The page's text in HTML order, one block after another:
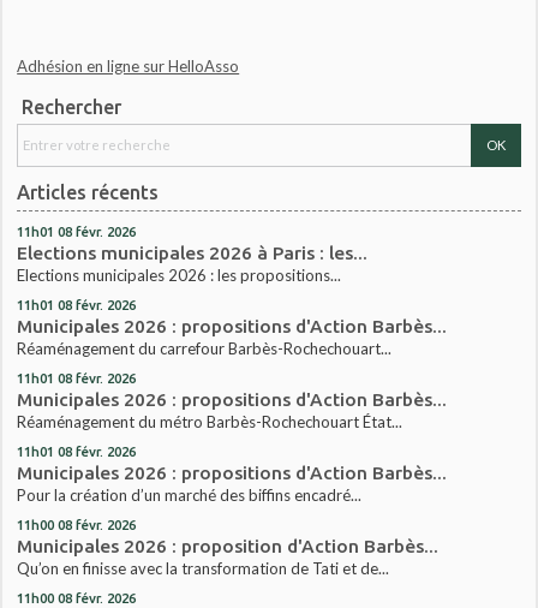
Adhésion en ligne sur HelloAsso
Rechercher
Articles récents
11h01 08 févr. 2026
Elections municipales 2026 à Paris : les...
Elections municipales 2026 : les propositions...
11h01 08 févr. 2026
Municipales 2026 : propositions d'Action Barbès...
Réaménagement du carrefour Barbès-Rochechouart...
11h01 08 févr. 2026
Municipales 2026 : propositions d'Action Barbès...
Réaménagement du métro Barbès-Rochechouart État...
11h01 08 févr. 2026
Municipales 2026 : propositions d'Action Barbès...
Pour la création d’un marché des biffins encadré...
11h00 08 févr. 2026
Municipales 2026 : proposition d'Action Barbès...
Qu’on en finisse avec la transformation de Tati et de...
11h00 08 févr. 2026